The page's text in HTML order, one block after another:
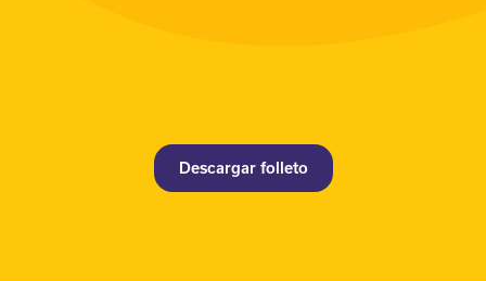
Descargar folleto